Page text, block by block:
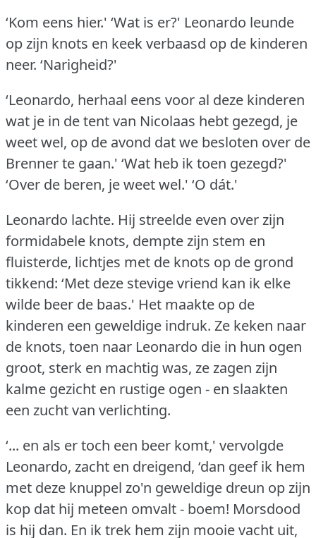
‘Kom eens hier.' ‘Wat is er?' Leonardo leunde
op zijn knots en keek verbaasd op de kinderen
neer. ‘Narigheid?'
‘Leonardo, herhaal eens voor al deze kinderen
wat je in de tent van Nicolaas hebt gezegd, je
weet wel, op de avond dat we besloten over de
Brenner te gaan.' ‘Wat heb ik toen gezegd?'
‘Over de beren, je weet wel.' ‘O dát.'
Leonardo lachte. Hij streelde even over zijn
formidabele knots, dempte zijn stem en
fluisterde, lichtjes met de knots op de grond
tikkend: ‘Met deze stevige vriend kan ik elke
wilde beer de baas.' Het maakte op de
kinderen een geweldige indruk. Ze keken naar
de knots, toen naar Leonardo die in hun ogen
groot, sterk en machtig was, ze zagen zijn
kalme gezicht en rustige ogen - en slaakten
een zucht van verlichting.
‘... en als er toch een beer komt,' vervolgde
Leonardo, zacht en dreigend, ‘dan geef ik hem
met deze knuppel zo'n geweldige dreun op zijn
kop dat hij meteen omvalt - boem! Morsdood
is hij dan. En ik trek hem zijn mooie vacht uit,